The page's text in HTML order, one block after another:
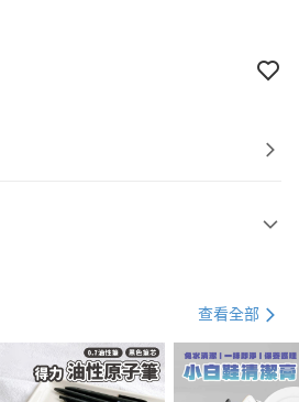
查看全部